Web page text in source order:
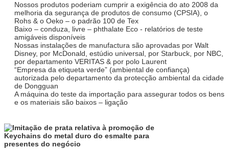
Nossos produtos poderiam cumprir a exigência do ato 2008 da
melhoria da segurança de produtos de consumo (CPSIA), o
Rohs & o Oeko – o padrão 100 de Tex
Baixo – conduza, livre – phthalate Eco - relatórios de teste
amigáveis disponíveis
Nossas instalações de manufactura são aprovadas por Walt
Disney, por McDonald, estúdio universal, por Starbuck, por NBC,
por departamento VERITAS & por polo Laurent
“Empresa da etiqueta verde” (ambiental de confiança)
autorizada pelo departamento da protecção ambiental da cidade
de Dongguan
A máquina do teste da importação para assegurar todos os bens
e os materiais são baixos – ligação